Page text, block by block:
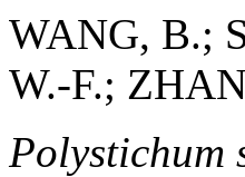
WANG, B.;
W.-F.;
Polystichum